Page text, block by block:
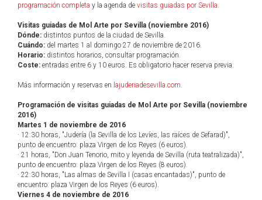
programación completa y la agenda de visitas guiadas por Sevilla.
Visitas guiadas de Mol Arte por Sevilla (noviembre 2016)
Dónde: distintos puntos de la ciudad de Sevilla.
Cuándo: del martes 1 al domingo 27 de noviembre de 2016.
Horario: distintos horarios, consultar programación.
Coste: entradas entre 6 y 10 euros. Es obligatorio hacer reserva previa.
Más información y reservas en lajuderiadesevilla.com.
Programación de visitas guiadas de Mol Arte por Sevilla (noviembre
2016)
Martes 1 de noviembre de 2016
· 12:30 horas, "Judería (la Sevilla de los Levíes, las raíces de Sefarad)",
punto de encuentro: plaza Virgen de los Reyes (6 euros).
· 21 horas, "Don Juan Tenorio, mito y leyenda de Sevilla (ruta teatralizada)",
punto de encuentro: plaza Virgen de los Reyes (8 euros).
· 22:30 horas, "Las almas de Sevilla I (casas encantadas)", punto de
encuentro: plaza Virgen de los Reyes (6 euros).
Viernes 4 de noviembre de 2016